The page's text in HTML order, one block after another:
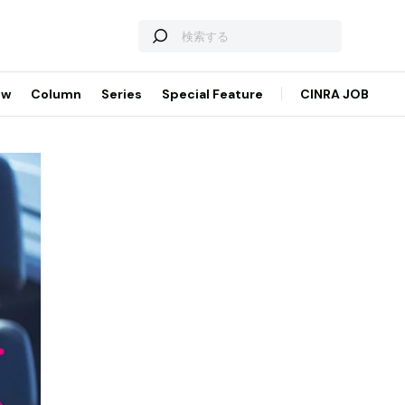
Column Series Special Feature CINRA JOB